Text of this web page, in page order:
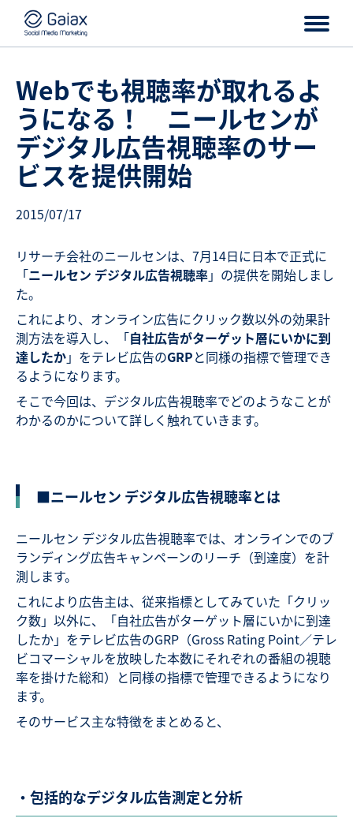
Webでも視聴率が取れるよ
うになる！ ニールセンが
デジタル広告視聴率のサー
ビスを提供開始
2015/07/17
リサーチ会社のニールセンは、7月14日に日本で正式に
「ニールセン デジタル広告視聴率」の提供を開始しまし
た。
これにより、オンライン広告にクリック数以外の効果計
測方法を導入し、「自社広告がターゲット層にいかに到
達したか」をテレビ広告のGRPと同様の指標で管理でき
るようになります。
そこで今回は、デジタル広告視聴率でどのようなことが
わかるのかについて詳しく触れていきます。
■ニールセン デジタル広告視聴率とは
ニールセン デジタル広告視聴率では、オンラインでのブ
ランディング広告キャンペーンのリーチ（到達度）を計
測します。
これにより広告主は、従来指標としてみていた「クリッ
ク数」以外に、「自社広告がターゲット層にいかに到達
したか」をテレビ広告のGRP（Gross Rating Point／テレ
ビコマーシャルを放映した本数にそれぞれの番組の視聴
率を掛けた総和）と同様の指標で管理できるようになり
ます。
そのサービス主な特徴をまとめると、
・包括的なデジタル広告測定と分析